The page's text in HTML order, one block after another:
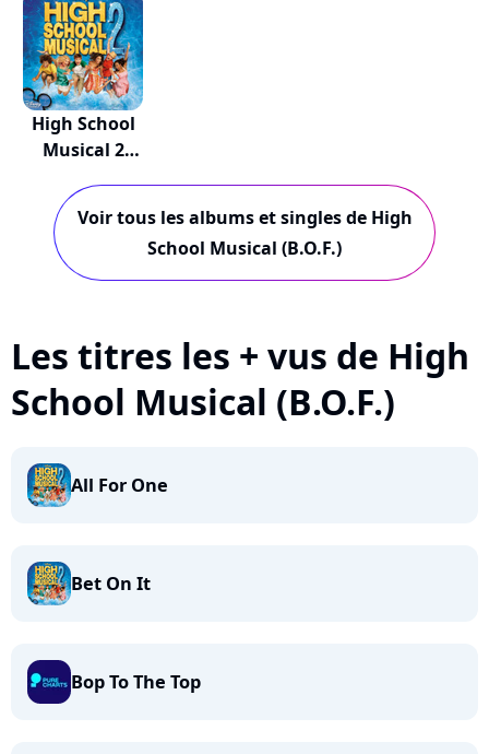
High School
Musical 2
Voir tous les albums et singles de High
School Musical (B.O.F.)
Les titres les + vus de High
School Musical (B.O.F.)
All For One
Bet On It
Bop To The Top